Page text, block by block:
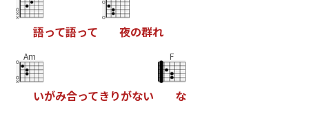
語って語って 夜の群れ
Am
いがみ合ってき りがない
F
な